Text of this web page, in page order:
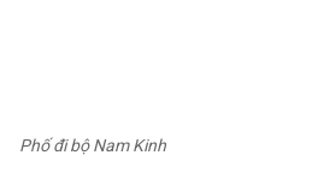
Phố đi bộ Nam Kinh